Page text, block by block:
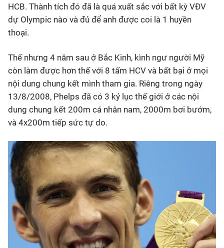
Các môn khác
VIDEO
Bên lề
HCB. Thành tích đó đã là quá xuất sắc với bất kỳ VĐV
dự Olympic nào và đủ để anh được coi là 1 huyền
thoại.
Thế nhưng 4 năm sau ở Bắc Kinh, kình ngư người Mỹ
còn làm được hơn thế với 8 tấm HCV và bất bại ở mọi
nội dung chung kết mình tham gia. Riêng trong ngày
13/8/2008, Phelps đã có 3 kỷ lục thế giới ở các nội
dung chung kết 200m cá nhân nam, 2000m bơi bướm,
và 4x200m tiếp sức tự do.